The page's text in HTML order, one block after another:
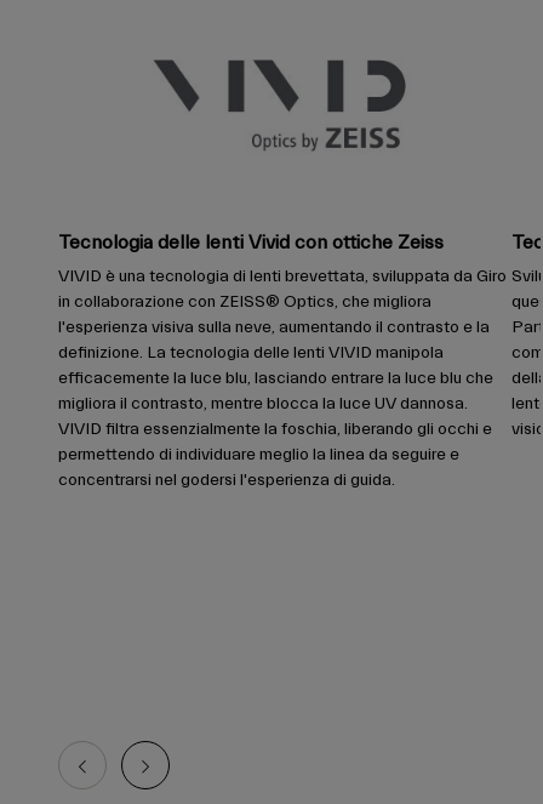
Tecnologia delle lenti Vivid con ottiche Zeiss
VIVID è una tecnologia di lenti brevettata, sviluppata da Giro
in collaborazione con ZEISS® Optics, che migliora
l'esperienza visiva sulla neve, aumentando il contrasto e la
definizione. La tecnologia delle lenti VIVID manipola
efficacemente la luce blu, lasciando entrare la luce blu che
migliora il contrasto, mentre blocca la luce UV dannosa.
VIVID filtra essenzialmente la foschia, liberando gli occhi e
permettendo di individuare meglio la linea da seguire e
concentrarsi nel godersi l'esperienza di guida.